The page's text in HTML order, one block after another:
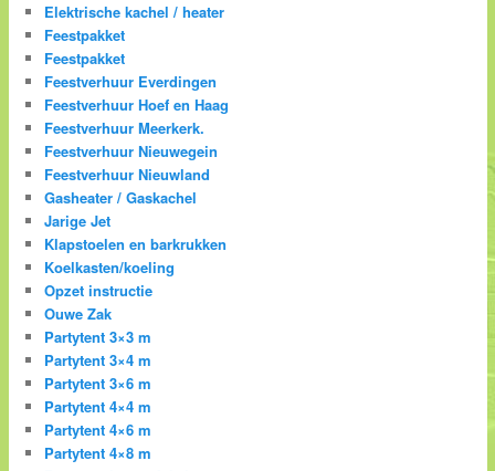
Elektrische kachel / heater
Feestpakket
Feestpakket
Feestverhuur Everdingen
Feestverhuur Hoef en Haag
Feestverhuur Meerkerk.
Feestverhuur Nieuwegein
Feestverhuur Nieuwland
Gasheater / Gaskachel
Jarige Jet
Klapstoelen en barkrukken
Koelkasten/koeling
Opzet instructie
Ouwe Zak
Partytent 3×3 m
Partytent 3×4 m
Partytent 3×6 m
Partytent 4×4 m
Partytent 4×6 m
Partytent 4×8 m